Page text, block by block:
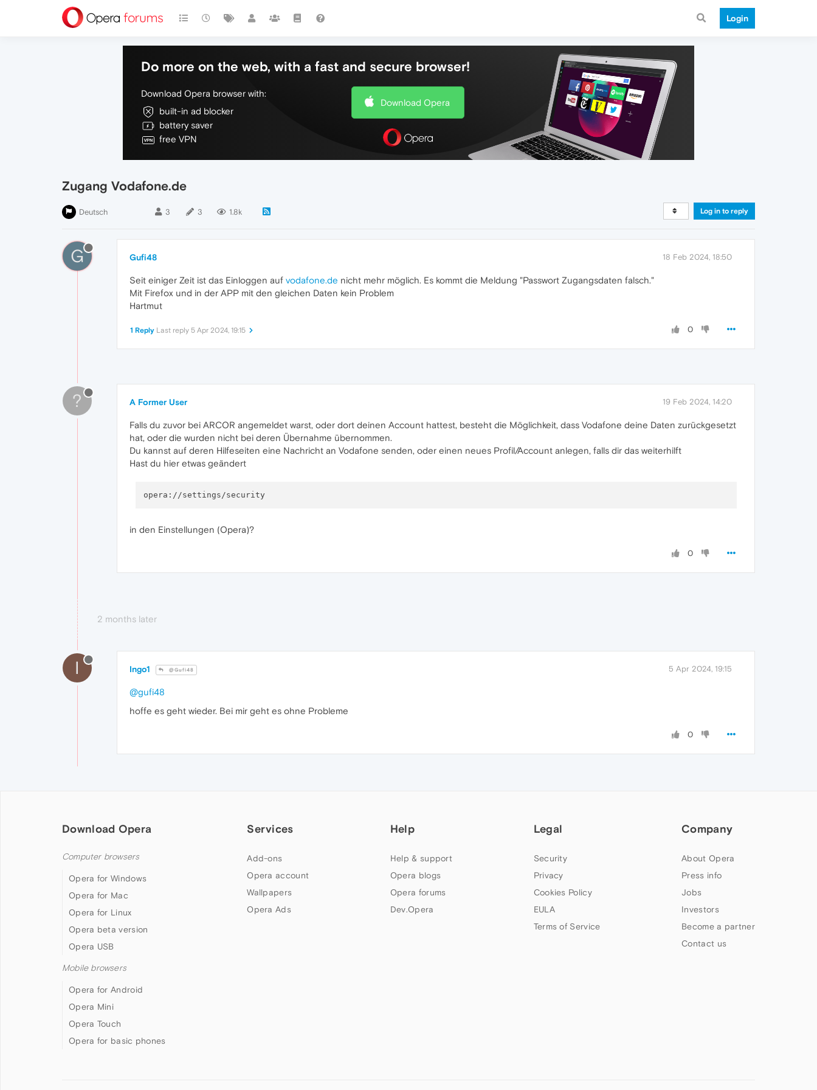
Login
Do more on the web, with a fast and secure browser!
Download Opera browser with:
built-in ad blocker
battery saver
free VPN
Download Opera
Zugang Vodafone.de
Deutsch 3 3 1.8k Log in to reply
G Gufi48 18 Feb 2024, 18:50
Seit einiger Zeit ist das Einloggen auf vodafone.de nicht mehr möglich. Es kommt die Meldung "Passwort Zugangsdaten falsch."
Mit Firefox und in der APP mit den gleichen Daten kein Problem
Hartmut
0
1 Reply Last reply 5 Apr 2024, 19:15
? A Former User 19 Feb 2024, 14:20
Falls du zuvor bei ARCOR angemeldet warst, oder dort deinen Account hattest, besteht die Möglichkeit, dass Vodafone deine Daten zurückgesetzt
hat, oder die wurden nicht bei deren Übernahme übernommen.
Du kannst auf deren Hilfeseiten eine Nachricht an Vodafone senden, oder einen neues Profil/Account anlegen, falls dir das weiterhilft
Hast du hier etwas geändert
in den Einstellungen (Opera)?
0
2 months later
I Ingo1 @Gufi48 5 Apr 2024, 19:15
@gufi48
hoffe es geht wieder. Bei mir geht es ohne Probleme
0
Download Opera
Computer browsers
Opera for Windows
Opera for Mac
Opera for Linux
Opera beta version
Opera USB
Mobile browsers
Opera for Android
Opera Mini
Opera Touch
Opera for basic phones
Services
Add-ons
Opera account
Wallpapers
Opera Ads
Help
Help & support
Opera blogs
Opera forums
Dev.Opera
Legal
Security
Privacy
Cookies Policy
EULA
Terms of Service
Company
About Opera
Press info
Jobs
Investors
Become a partner
Contact us